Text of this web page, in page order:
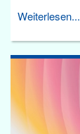
Weiterlesen...